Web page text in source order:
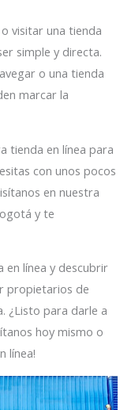
visitar una tienda
simple y directa.
o una tienda
marcar la
tienda en línea para
con unos pocos
en nuestra
y te
en línea y descubrir
propietarios de
¿Listo para darle a
hoy mismo o
línea!